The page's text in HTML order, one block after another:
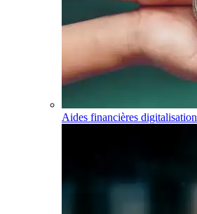
Aides financières digitalisation